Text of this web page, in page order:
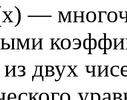
—
двух